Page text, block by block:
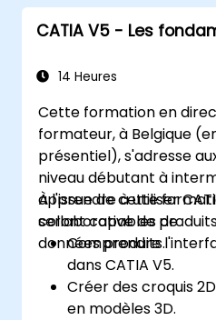
CATIA V5 - Les
14 Heures
Cette formation en
formateur, à Belgique
présentiel), s'adresse
niveau débutant à
apprendre à utiliser
collaborative de
données produits.
À l'issue de cette
seront capables de :
Comprendre
dans CATIA V5.
Créer des croquis
en modèles 3D.